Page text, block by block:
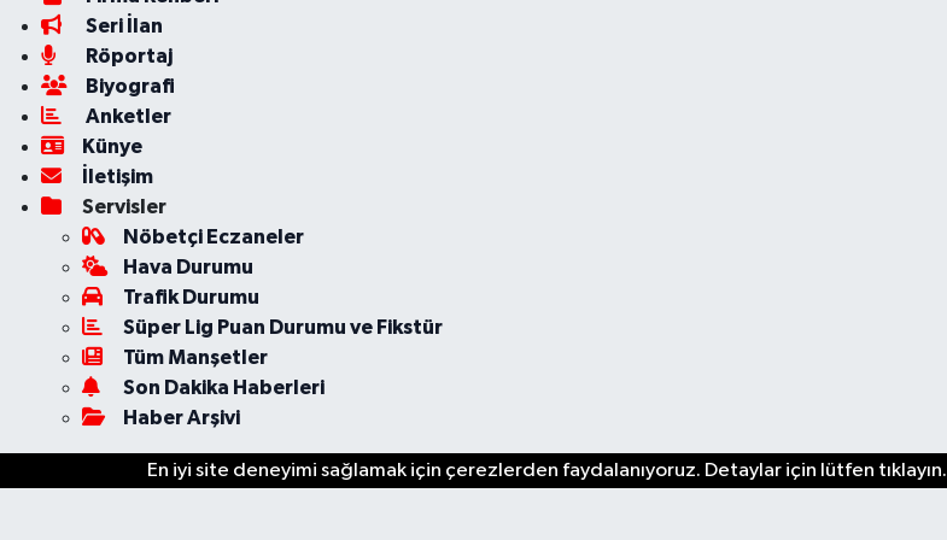
Seri İlan
Röportaj
Biyografi
Anketler
Künye
İletişim
Servisler
Nöbetçi Eczaneler
Hava Durumu
Trafik Durumu
Süper Lig Puan Durumu ve Fikstür
Tüm Manşetler
Son Dakika Haberleri
Haber Arşivi
En iyi site deneyimi sağlamak için çerezlerden faydalanıyoruz. Detaylar için lütfen tıklayın.